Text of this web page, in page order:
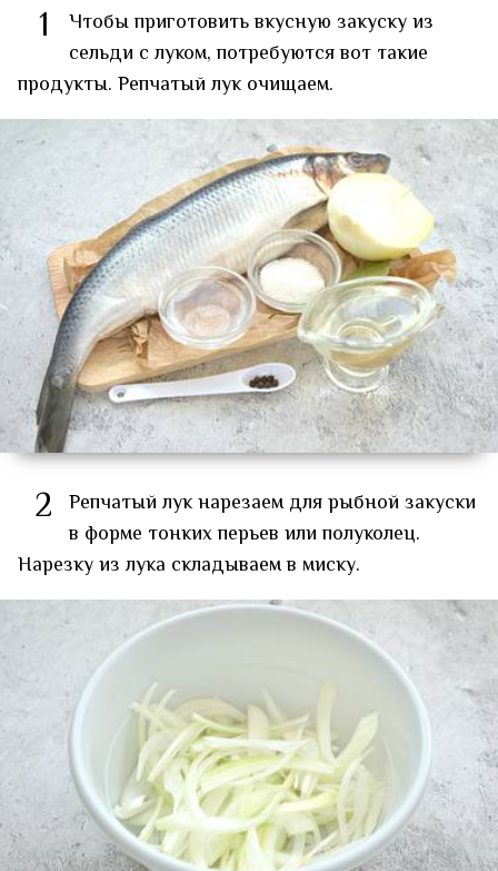
1
Чтобы приготовить вкусную закуску из
сельди с луком, потребуются вот такие
продукты. Репчатый лук очищаем.
2 Репчатый лук нарезаем для рыбной закуски
в форме тонких перьев или полуколец.
Нарезку из лука складываем в миску.